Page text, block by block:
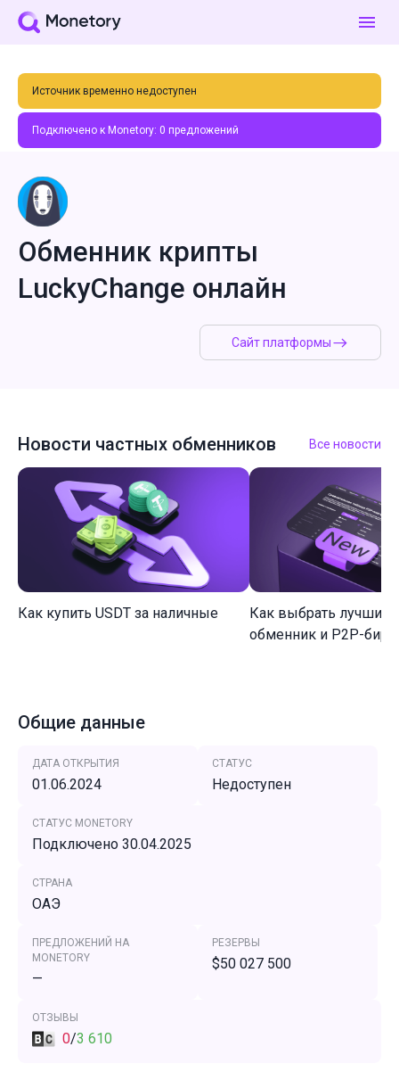
Источник временно недоступен
Подключено к Monetory: 0 предложений
Сайт платформы
Обменник крипты
LuckyChange онлайн
Новости частных обменников Все новости
Как купить USDT за наличные
Как выбрать лучший
обменник и P2P-
Общие данные
ДАТА ОТКРЫТИЯ
01.06.2024
СТАТУС
Недоступен
СТАТУС MONETORY
Подключено 30.04.2025
СТРАНА
ОАЭ
ПРЕДЛОЖЕНИЙ НА
MONETORY
—
РЕЗЕРВЫ
$50 027 500
ОТЗЫВЫ
0/3 610